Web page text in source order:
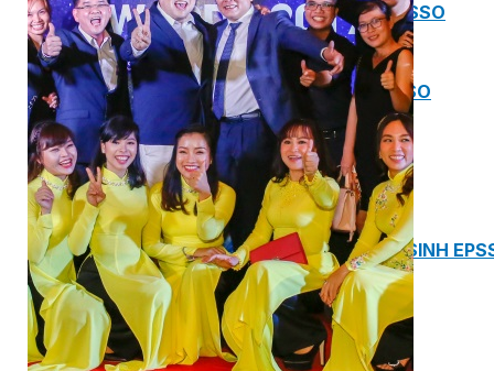
BƠM TRỤC NGANG ĐA TẦNG CÁNH EPSSO
BƠM TRỤC NGANG RỜI TRỤC DSV EPSSO
BƠM CHÌM THOÁT NƯỚC EPSSO
HỆ THỐNG BƠM NÂNG NƯỚC THẢI VỆ SINH
HỆ THỐNG CẤP NƯỚC UỐNG EPSSO